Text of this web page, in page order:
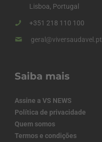
Lisboa, Portugal
+351 218 110 100
geral@viversaudavel.pt
Saiba mais
Assine a VS NEWS
Política de privacidade
Quem somos
Termos e condições